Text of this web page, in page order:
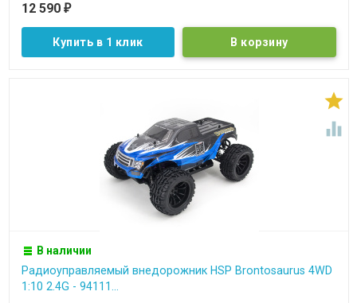
12 590 ₽
Купить в 1 клик


В наличии
Радиоуправляемый внедорожник HSP Brontosaurus 4WD
1:10 2.4G - 94111...